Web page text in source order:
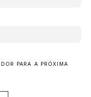
PARA A PRÓXIMA